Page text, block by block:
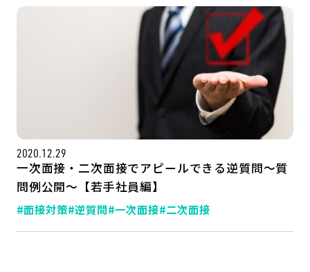
企業・業界研究はインタツアー
記事一覧
運営会社
2020.12.29
一次面接・二次面接でアピールできる逆質問～質
問例公開～【若手社員編】
#面接対策#逆質問#一次面接#二次面接